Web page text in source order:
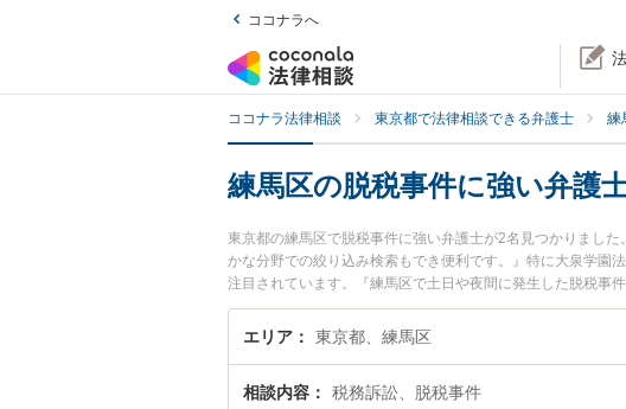
ココナラへ
ココナラ法律相談 東京都で法律相談できる弁護士 練
練馬区の脱税事件に強い弁護
東京都の練馬区で脱税事件に強い弁護士が2名見つかりまし
かな分野での絞り込み検索もでき便利です。』特に大泉学園
注目されています。『練馬区で土日や夜間に発生した脱税事
『初回相談無料で脱税事件を法律相談できる練馬区内の弁護
エリア 東京都、練馬区
相談内容 税務訴訟、脱税事件